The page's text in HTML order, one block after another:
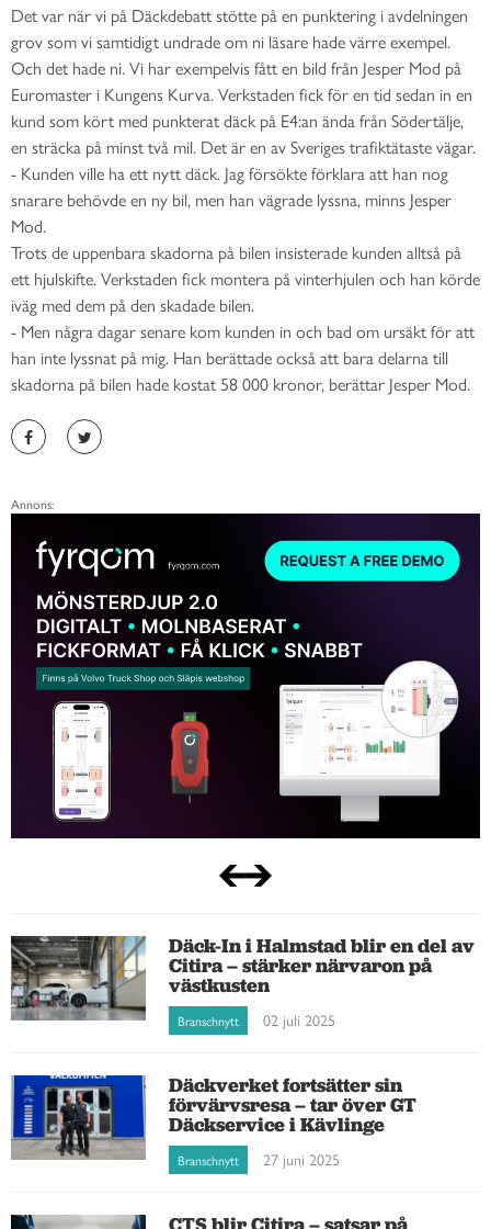
Det var när vi på Däckdebatt stötte på en punktering i avdelningen
grov som vi samtidigt undrade om ni läsare hade värre exempel.
Och det hade ni. Vi har exempelvis fått en bild från Jesper Mod på
Euromaster i Kungens Kurva. Verkstaden fick för en tid sedan in en
kund som kört med punkterat däck på E4:an ända från Södertälje,
en sträcka på minst två mil. Det är en av Sveriges trafiktätaste vägar.
- Kunden ville ha ett nytt däck. Jag försökte förklara att han nog
snarare behövde en ny bil, men han vägrade lyssna, minns Jesper
Mod.
Trots de uppenbara skadorna på bilen insisterade kunden alltså på
ett hjulskifte. Verkstaden fick montera på vinterhjulen och han körde
iväg med dem på den skadade bilen.
- Men några dagar senare kom kunden in och bad om ursäkt för att
han inte lyssnat på mig. Han berättade också att bara delarna till
skadorna på bilen hade kostat 58 000 kronor, berättar Jesper Mod.
Annons:
Däck-In i Halmstad blir en del av
Citira – stärker närvaron på
västkusten
Branschnytt 02 juli 2025
Däckverket fortsätter sin
förvärvsresa – tar över GT
Däckservice i Kävlinge
Branschnytt 27 juni 2025
CTS blir Citira – satsar på